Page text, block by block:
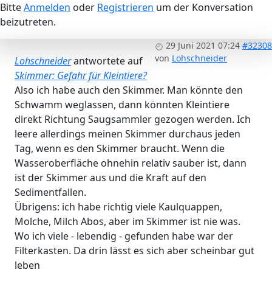
BitteAnmelden oder Registrieren um der Konversation
beizutreten.
29 Juni 2021 07:24 #32308
von Lohschneider
Lohschneiderantwortete auf
Skimmer: Gefahr für Kleintiere?
Also ich habe auch den Skimmer. Man könnte den
Schwamm weglassen, dann könnten Kleintiere
direkt Richtung Saugsammler gezogen werden. Ich
leere allerdings meinen Skimmer durchaus jeden
Tag, wenn es den Skimmer braucht. Wenn die
Wasseroberfläche ohnehin relativ sauber ist, dann
ist der Skimmer aus und die Kraft auf den
Sedimentfallen.
Übrigens: ich habe richtig viele Kaulquappen,
Molche, Milch Abos, aber im Skimmer ist nie was.
Wo ich viele - lebendig - gefunden habe war der
Filterkasten. Da drin lässt es sich aber scheinbar gut
leben